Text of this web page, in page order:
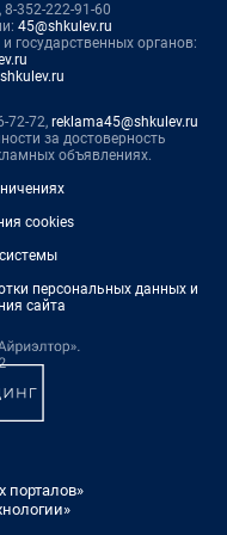
352-222-91-60
45@shkulev.ru
государственных органов:
72-72, reklama45@shkulev.ru
за достоверность
объявлениях.
cookies
персональных данных и
сайта
порталов»